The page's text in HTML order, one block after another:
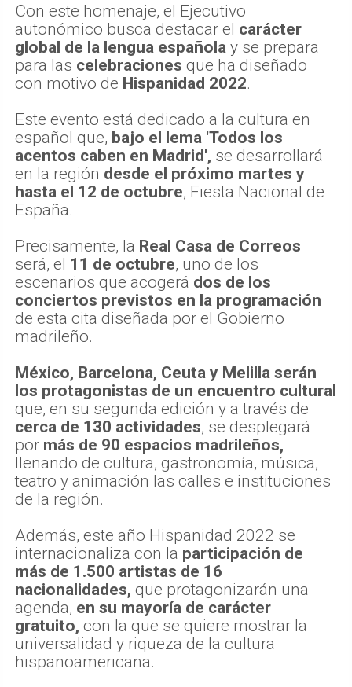
Con este homenaje, el Ejecutivo
autonómico busca destacar el carácter
global de la lengua española y se prepara
para las celebraciones que ha diseñado
con motivo de Hispanidad 2022.
Este evento está dedicado a la cultura en
español que, bajo el lema 'Todos los
acentos caben en Madrid', se desarrollará
en la región desde el próximo martes y
hasta el 12 de octubre, Fiesta Nacional de
España.
Precisamente, la Real Casa de Correos
será, el 11 de octubre, uno de los
escenarios que acogerá dos de los
conciertos previstos en la programación
de esta cita diseñada por el Gobierno
madrileño.
México, Barcelona, Ceuta y Melilla serán
los protagonistas de un encuentro cultural
que, en su segunda edición y a través de
cerca de 130 actividades, se desplegará
por más de 90 espacios madrileños,
llenando de cultura, gastronomía, música,
teatro y animación las calles e instituciones
de la región.
Además, este año Hispanidad 2022 se
internacionaliza con la participación de
más de 1.500 artistas de 16
nacionalidades, que protagonizarán una
agenda, en su mayoría de carácter
gratuito, con la que se quiere mostrar la
universalidad y riqueza de la cultura
hispanoamericana.